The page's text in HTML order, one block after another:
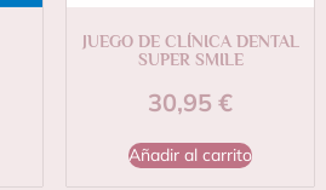
JUEGO DE CLÍNICA DENTAL
SUPER SMILE
30,95 €
Añadir al carrito